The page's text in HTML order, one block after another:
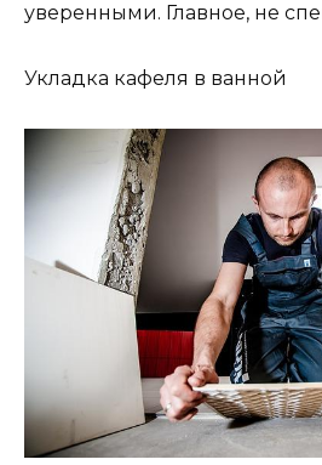
уверенными. Главное, не
Укладка кафеля в ванной